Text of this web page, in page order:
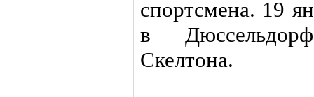
спортсмена. 19
в
Скелтона.